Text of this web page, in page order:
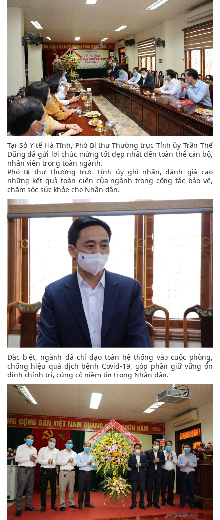
Tại Sở Y tế Hà Tĩnh, Phó Bí thư Thường trực Tỉnh ủy Trần Thế
Dũng đã gửi lời chúc mừng tốt đẹp nhất đến toàn thể cán bộ,
nhân viên trong toàn ngành.
Phó Bí thư Thường trực Tỉnh ủy ghi nhận, đánh giá cao
những kết quả toàn diện của ngành trong công tác bảo vệ,
chăm sóc sức khỏe cho Nhân dân.
Đặc biệt, ngành đã chỉ đạo toàn hệ thống vào cuộc phòng,
chống hiệu quả dịch bệnh Covid-19, góp phần giữ vững ổn
định chính trị, củng cố niềm tin trong Nhân dân.